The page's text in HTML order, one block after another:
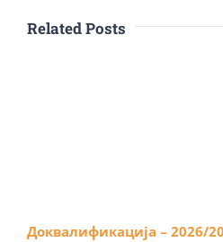
Related Posts
Доквалификација – 2026/